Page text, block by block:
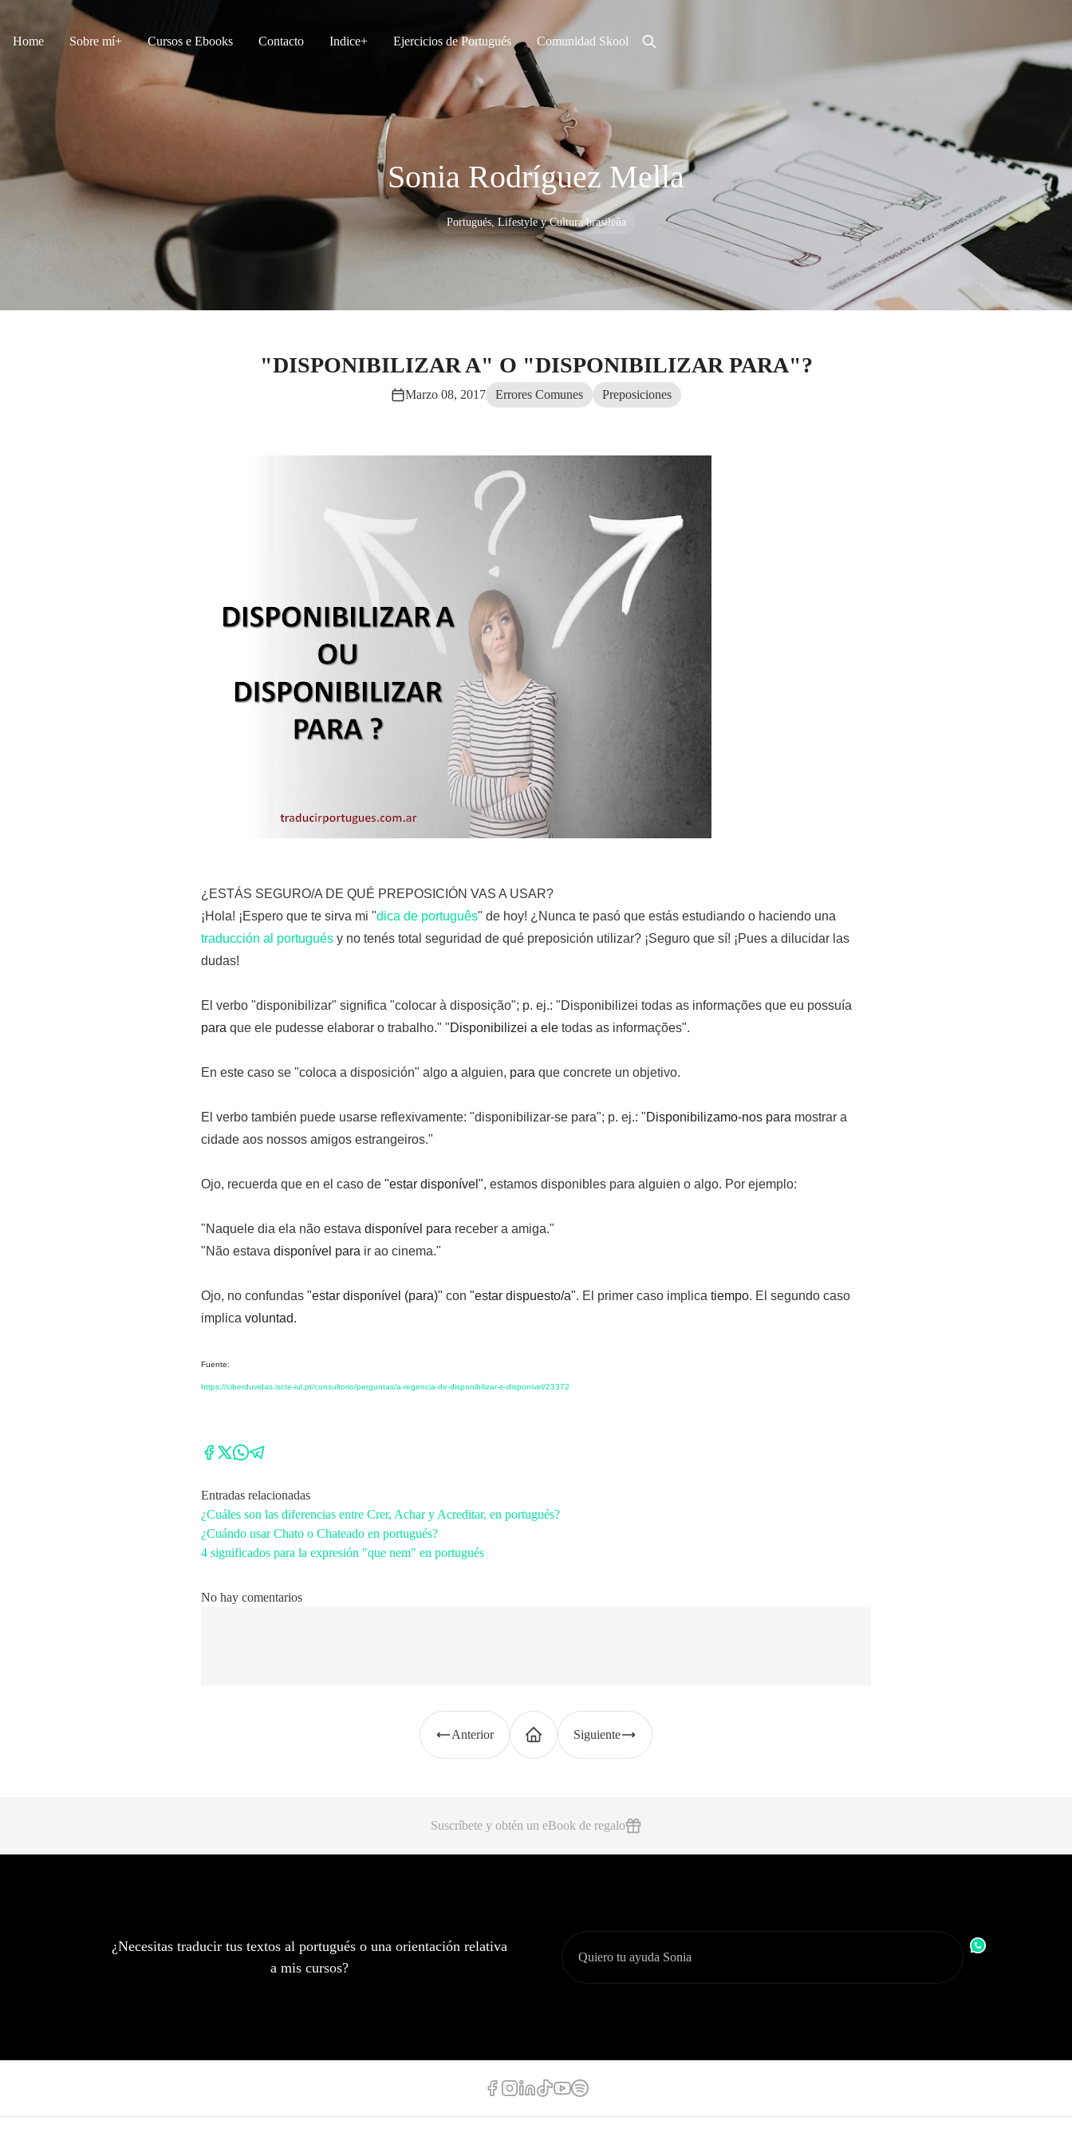
Home Sobre mí Cursos e Ebooks Contacto Indice Ejercicios de Portugués Comunidad Skool
Sonia Rodríguez Mella
Portugués, Lifestyle y Cultura brasileña
"DISPONIBILIZAR A" O "DISPONIBILIZAR PARA"?
Marzo 08, 2017 Errores Comunes Preposiciones
¿ESTÁS SEGURO/A DE QUÉ PREPOSICIÓN VAS A USAR?
¡Hola! ¡Espero que te sirva mi "dica de português" de hoy! ¿Nunca te pasó que estás estudiando o haciendo una
traducción al portugués y no tenés total seguridad de qué preposición utilizar? ¡Seguro que sí! ¡Pues a dilucidar las
dudas!
El verbo "disponibilizar" significa "colocar à disposição"; p. ej.: "Disponibilizei todas as informações que eu possuía
para que ele pudesse elaborar o trabalho." "Disponibilizei a ele todas as informações".
En este caso se "coloca a disposición" algo a alguien, para que concrete un objetivo.
El verbo también puede usarse reflexivamente: "disponibilizar-se para"; p. ej.: "Disponibilizamo-nos para mostrar a
cidade aos nossos amigos estrangeiros."
Ojo, recuerda que en el caso de "estar disponível", estamos disponibles para alguien o algo. Por ejemplo:
"Naquele dia ela não estava disponível para receber a amiga."
"Não estava disponível para ir ao cinema."
Ojo, no confundas "estar disponível (para)" con "estar dispuesto/a". El primer caso implica tiempo. El segundo caso
implica voluntad.
Fuente:
https://ciberduvidas.iscte-iul.pt/consultorio/perguntas/a-regencia-de-disponibilizar-e-disponivel/23372
Entradas relacionadas
¿Cuáles son las diferencias entre Crer, Achar y Acreditar, en portugués?
¿Cuándo usar Chato o Chateado en portugués?
4 significados para la expresión "que nem" en portugués
No hay comentarios
Anterior Siguiente
Suscríbete y obtén un eBook de regalo
¿Necesitas traducir tus textos al portugués o una orientación relativa
a mis cursos?